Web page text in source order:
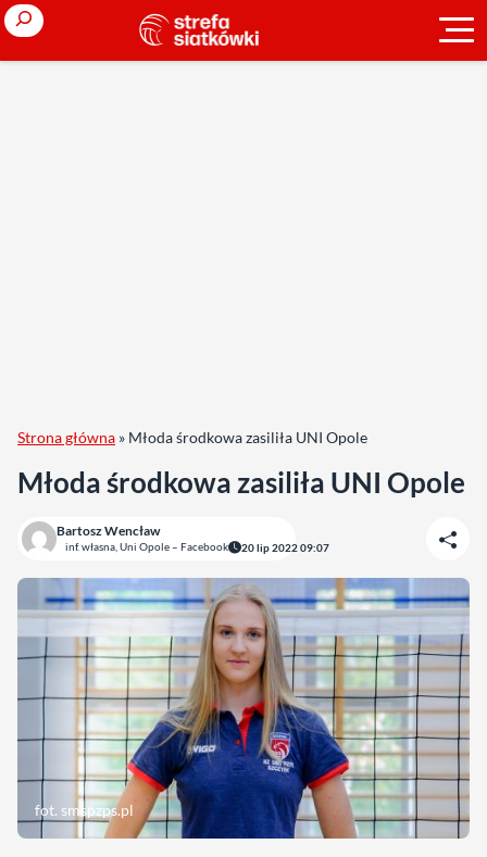
Search
Strona główna » Młoda środkowa zasiliła UNI Opole
Młoda środkowa zasiliła UNI Opole
Bartosz Wencław
inf. własna, Uni Opole – Facebook 20 lip 2022 09:07
fot. smspzps.pl